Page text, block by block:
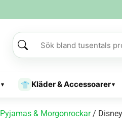
▾ 👕 Kläder & Accessoarer▾
Pyjamas & Morgonrockar/